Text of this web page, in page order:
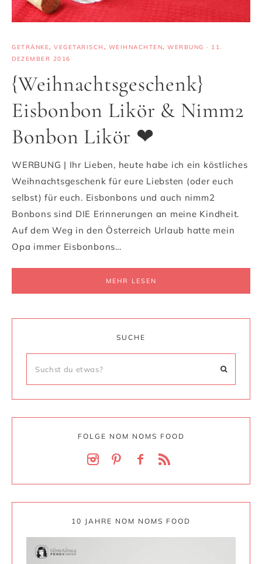
GETRÄNKE, VEGETARISCH , WEIHNACHTEN, WERBUNG · 11.
DEZEMBER 2016
{Weihnachtsgeschenk}
Eisbonbon Likör & Nimm2
Bonbon Likör ❤
WERBUNG | Ihr Lieben, heute habe ich ein köstliches
Weihnachtsgeschenk für eure Liebsten (oder euch
selbst) für euch. Eisbonbons und auch nimm2
Bonbons sind DIE Erinnerungen an meine Kindheit.
Auf dem Weg in den Österreich Urlaub hatte mein
Opa immer Eisbonbons…
MEHR LESEN
SUCHE
FOLGE NOM NOMS FOOD
10 JAHRE NOM NOMS FOOD